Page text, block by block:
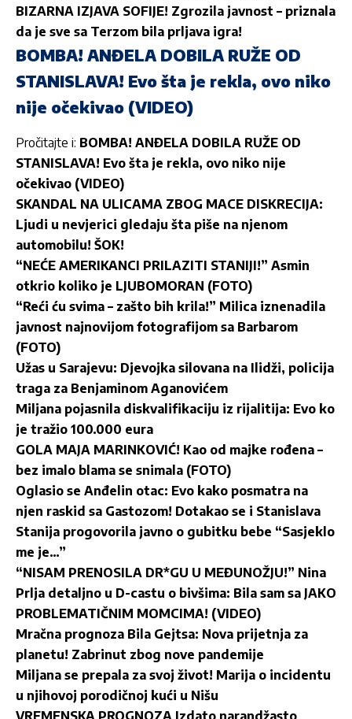
BIZARNA IZJAVA SOFIJE! Zgrozila javnost – priznala
da je sve sa Terzom bila prljava igra!
BOMBA! ANĐELA DOBILA RUŽE OD
STANISLAVA! Evo šta je rekla, ovo niko
nije očekivao (VIDEO)
Pročitajte i: BOMBA! ANĐELA DOBILA RUŽE OD
STANISLAVA! Evo šta je rekla, ovo niko nije
očekivao (VIDEO)
SKANDAL NA ULICAMA ZBOG MACE DISKRECIJA:
Ljudi u nevjerici gledaju šta piše na njenom
automobilu! ŠOK!
“NEĆE AMERIKANCI PRILAZITI STANIJI!” Asmin
otkrio koliko je LJUBOMORAN (FOTO)
“Reći ću svima – zašto bih krila!” Milica iznenadila
javnost najnovijom fotografijom sa Barbarom
(FOTO)
Užas u Sarajevu: Djevojka silovana na Ilidži, policija
traga za Benjaminom Aganovićem
Miljana pojasnila diskvalifikaciju iz rijalitija: Evo ko
je tražio 100.000 eura
GOLA MAJA MARINKOVIĆ! Kao od majke rođena –
bez imalo blama se snimala (FOTO)
Oglasio se Anđelin otac: Evo kako posmatra na
njen raskid sa Gastozom! Dotakao se i Stanislava
Stanija progovorila javno o gubitku bebe “Sasjeklo
me je…”
“NISAM PRENOSILA DR*GU U MEĐUNOŽJU!” Nina
Prlja detaljno u D-castu o bivšima: Bila sam sa JAKO
PROBLEMATIČNIM MOMCIMA! (VIDEO)
Mračna prognoza Bila Gejtsa: Nova prijetnja za
planetu! Zabrinut zbog nove pandemije
Miljana se prepala za svoj život! Marija o incidentu
u njihovoj porodičnoj kući u Nišu